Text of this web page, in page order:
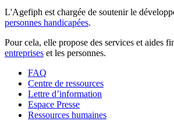
L'Agefiph est chargée de soutenir le
personnes handicapées.
Pour cela, elle propose des services et aides
entreprises et les personnes.
FAQ
Centre de ressources
Lettre d’information
Espace Presse
Ressources humaines